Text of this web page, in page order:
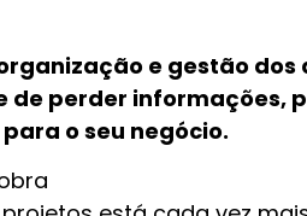
e gestão dos
de perder informações,
o seu negócio.